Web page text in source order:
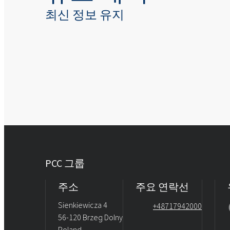
최신 정보 유지
PCC 그룹
주소
Sienkiewicza 4
56-120 Brzeg Dolny
주요 연락선
+48717942000